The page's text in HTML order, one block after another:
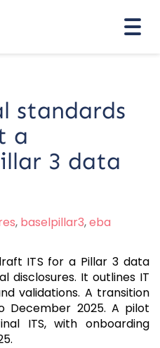
standards
a
3 data
, baselpillar3,eba
ITS for a Pillar 3 data
disclosures. It outlines IT
validations. A transition
December 2025. A pilot
ITS, with onboarding